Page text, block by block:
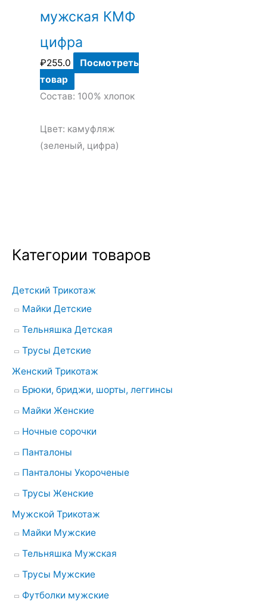
мужская КМФ
цифра
₽255.0
Посмотреть
товар
Состав: 100% хлопок
Цвет: камуфляж
(зеленый, цифра)
Категории товаров
Детский Трикотаж
Майки Детские
Тельняшка Детская
Трусы Детские
Женский Трикотаж
Брюки, бриджи, шорты, леггинсы
Майки Женские
Ночные сорочки
Панталоны
Панталоны Укороченые
Трусы Женские
Мужской Трикотаж
Майки Мужские
Тельняшка Мужская
Трусы Мужские
Футболки мужские